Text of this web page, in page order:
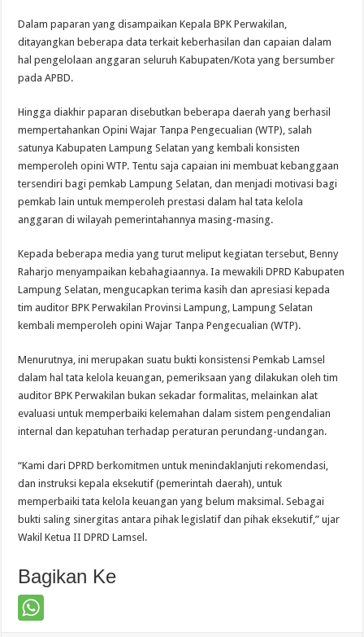
Dalam paparan yang disampaikan Kepala BPK Perwakilan,
ditayangkan beberapa data terkait keberhasilan dan capaian dalam
hal pengelolaan anggaran seluruh Kabupaten/Kota yang bersumber
pada APBD.
Hingga diakhir paparan disebutkan beberapa daerah yang berhasil
mempertahankan Opini Wajar Tanpa Pengecualian (WTP), salah
satunya Kabupaten Lampung Selatan yang kembali konsisten
memperoleh opini WTP. Tentu saja capaian ini membuat kebanggaan
tersendiri bagi pemkab Lampung Selatan, dan menjadi motivasi bagi
pemkab lain untuk memperoleh prestasi dalam hal tata kelola
anggaran di wilayah pemerintahannya masing-masing.
Kepada beberapa media yang turut meliput kegiatan tersebut, Benny
Raharjo menyampaikan kebahagiaannya. Ia mewakili DPRD Kabupaten
Lampung Selatan, mengucapkan terima kasih dan apresiasi kepada
tim auditor BPK Perwakilan Provinsi Lampung, Lampung Selatan
kembali memperoleh opini Wajar Tanpa Pengecualian (WTP).
Menurutnya, ini merupakan suatu bukti konsistensi Pemkab Lamsel
dalam hal tata kelola keuangan, pemeriksaan yang dilakukan oleh tim
auditor BPK Perwakilan bukan sekadar formalitas, melainkan alat
evaluasi untuk memperbaiki kelemahan dalam sistem pengendalian
internal dan kepatuhan terhadap peraturan perundang-undangan.
“Kami dari DPRD berkomitmen untuk menindaklanjuti rekomendasi,
dan instruksi kepala eksekutif (pemerintah daerah), untuk
memperbaiki tata kelola keuangan yang belum maksimal. Sebagai
bukti saling sinergitas antara pihak legislatif dan pihak eksekutif,” ujar
Wakil Ketua II DPRD Lamsel.
Bagikan Ke